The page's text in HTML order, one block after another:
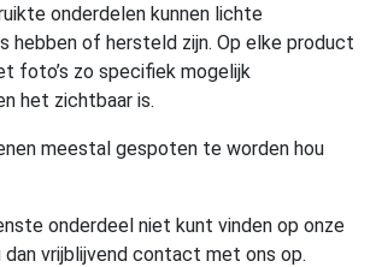
onderdelen kunnen lichte
hebben of hersteld zijn. Op elke product
foto’s zo specifiek mogelijk
het zichtbaar is.
meestal gespoten te worden hou
onderdeel niet kunt vinden op onze
vrijblijvend contact met ons op.